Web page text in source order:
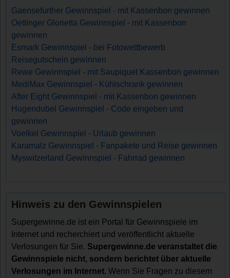
Gaensefurther Gewinnspiel - mit Kassenbon gewinnen
Oettinger Glorietta Gewinnspiel - mit Kassenbon
gewinnen
Esmark Gewinnspiel - bei Fotowettbewerb
Reisegutschein gewinnen
Rewe Gewinnspiel - mit Saupiquet Kassenbon gewinnen
MediMax Gewinnspiel - Kühlschrank gewinnen
After Eight Gewinnspiel - mit Kassenbon gewinnen
Hugendubel Gewinnspiel - Code eingeben und
gewinnen
Voelkel Gewinnspiel - Urlaub gewinnen
Karamalz Gewinnspiel - Fanpakete und Reise gewinnen
Myswitzerland Gewinnspiel - Fahrrad gewinnen
Hinweis zu den Gewinnspielen
Supergewinne.de ist ein Portal für Gewinnspiele im
Internet und recherchiert und veröffentlicht aktuelle
Verlosungen für Sie. Supergewinne.de veranstaltet die
Gewinnspiele nicht, sondern berichtet über aktuelle
Verlosungen im Internet. Wenn Sie Fragen zu diesem